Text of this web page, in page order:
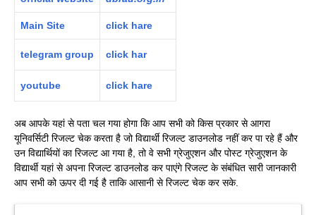
Main Site click hare
telegram group click har
youtube click hare
अब आपके यहां से पता चल गया होगा कि आप सभी को किस प्रकार से आगरा
यूनिवर्सिटी रिजल्ट चेक करता है जो विद्यार्थी रिजल्ट डाउनलोड नहीं कर पा रहे हैं और
उन विद्यार्थियों का रिजल्ट आ गया है, तो वे सभी ग्रेजुएशन और पोस्ट ग्रेजुएशन के
विद्यार्थी यहां से अपना रिजल्ट डाउनलोड कर पाएंगे रिजल्ट के संबंधित सारी जानकारी
आप सभी को ऊपर दी गई है ताकि आसानी से रिजल्ट चेक कर सके.